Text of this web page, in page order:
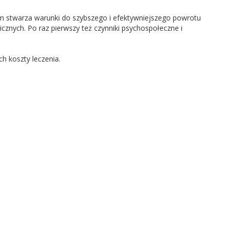
stwarza warunki do szybszego i efektywniejszego powrotu
Po raz pierwszy też czynniki psychospołeczne i
koszty leczenia.